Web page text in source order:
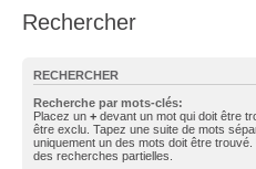
Rechercher
RECHERCHER
Recherche par mots-clés:
Placez un + devant un mot qui doit être
être exclu. Tapez une suite de mots
uniquement un des mots doit être
des recherches partielles.